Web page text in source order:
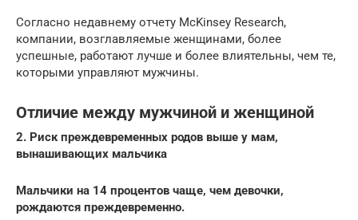
Согласно недавнему отчету McKinsey Research,
компании, возглавляемые женщинами, более
успешные, работают лучше и более влиятельны, чем те,
которыми управляют мужчины.
Отличие между мужчиной и женщиной
2. Риск преждевременных родов выше у мам,
вынашивающих мальчика
Мальчики на 14 процентов чаще, чем девочки,
рождаются преждевременно.